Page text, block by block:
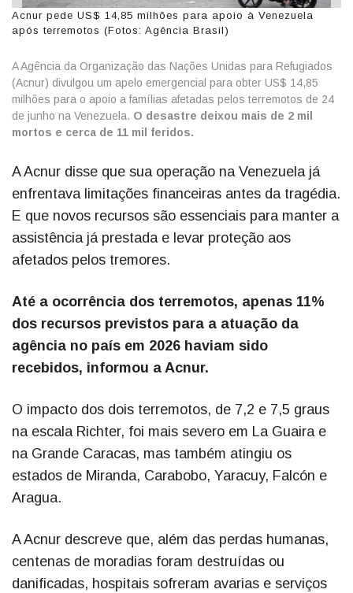
Acnur pede US$ 14,85 milhões para apoio à Venezuela
após terremotos (Fotos: Agência Brasil)
A Agência da Organização das Nações Unidas para Refugiados
(Acnur) divulgou um apelo emergencial para obter US$ 14,85
milhões para o apoio a famílias afetadas pelos terremotos de 24
de junho na Venezuela. O desastre deixou mais de 2 mil
mortos e cerca de 11 mil feridos.
A Acnur disse que sua operação na Venezuela já
enfrentava limitações financeiras antes da tragédia.
E que novos recursos são essenciais para manter a
assistência já prestada e levar proteção aos
afetados pelos tremores.
Até a ocorrência dos terremotos, apenas 11%
dos recursos previstos para a atuação da
agência no país em 2026 haviam sido
recebidos, informou a Acnur.
O impacto dos dois terremotos, de 7,2 e 7,5 graus
na escala Richter, foi mais severo em La Guaira e
na Grande Caracas, mas também atingiu os
estados de Miranda, Carabobo, Yaracuy, Falcón e
Aragua.
A Acnur descreve que, além das perdas humanas,
centenas de moradias foram destruídas ou
danificadas, hospitais sofreram avarias e serviços